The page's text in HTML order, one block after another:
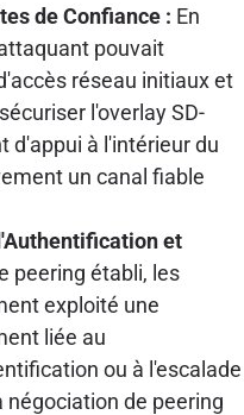
de Confiance : En
pouvait
réseau initiaux et
l'overlay SD-
d'appui à l'intérieur du
un canal fiable
et
peering établi, les
exploité une
liée au
ou à l'escalade
négociation de peering